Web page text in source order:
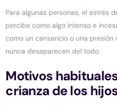
Para algunas personas, el estrés
percibe como algo intenso e
como un cansancio o una
nunca desaparecen del todo.
Motivos
crianza de los